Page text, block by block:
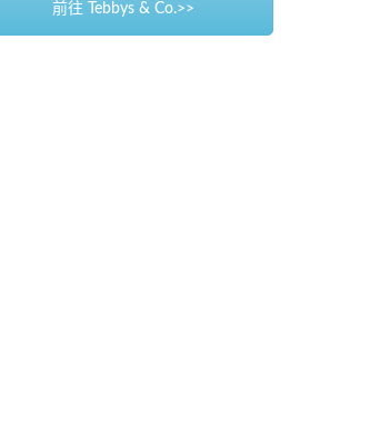
前往 Tebbys & Co.>>